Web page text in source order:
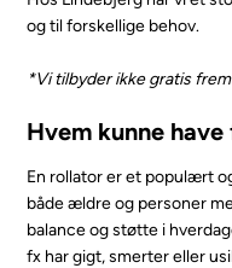
og til forskellige behov.
*Vi tilbyder ikke gratis
Hvem kunne
En rollator er et populært
både ældre og personer
balance og støtte i
fx har gigt, smerter eller